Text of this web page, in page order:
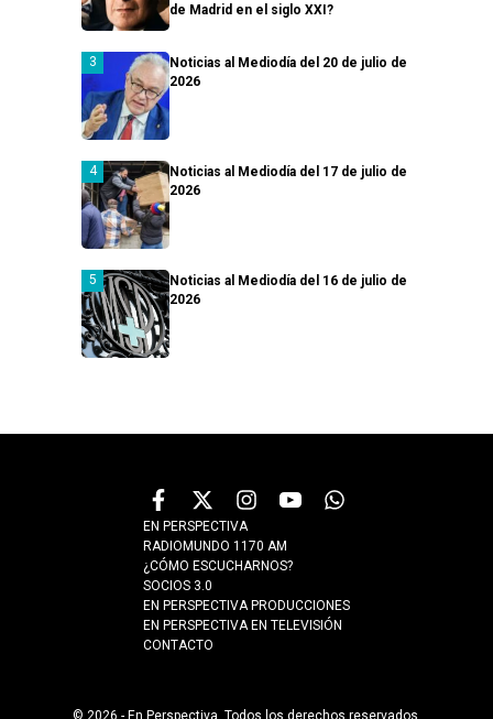
de Madrid en el siglo XXI?
Noticias al Mediodía del 20 de julio de
2026
Noticias al Mediodía del 17 de julio de
2026
Noticias al Mediodía del 16 de julio de
2026
EN PERSPECTIVA
RADIOMUNDO 1170 AM
¿CÓMO ESCUCHARNOS?
SOCIOS 3.0
EN PERSPECTIVA PRODUCCIONES
EN PERSPECTIVA EN TELEVISIÓN
CONTACTO
© 2026 - En Perspectiva. Todos los derechos reservados.